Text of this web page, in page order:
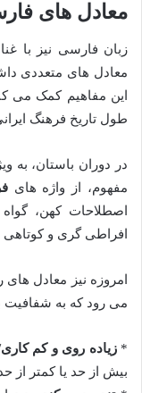
معادل های
زبان فارسی نیز با
معادل های متعددی
این مفاهیم کمک می
طول تاریخ فرهنگ
در دوران باستان، به
مفهوم، از واژه های
اصطلاحات کهن،
افراطی گری و
امروزه نیز معادل
می رود که به شفافیت
*زیاده روی و کم
بیش از حد یا کمتر از